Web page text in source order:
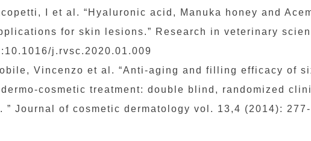
I et al. “Hyaluronic acid, Manuka honey and
for skin lesions.” Research in veterinary
j.rvsc.2020.01.009
Vincenzo et al. “Anti-aging and filling efficacy of
cosmetic treatment: double blind, randomized
” Journal of cosmetic dermatology vol. 13,4 (2014):